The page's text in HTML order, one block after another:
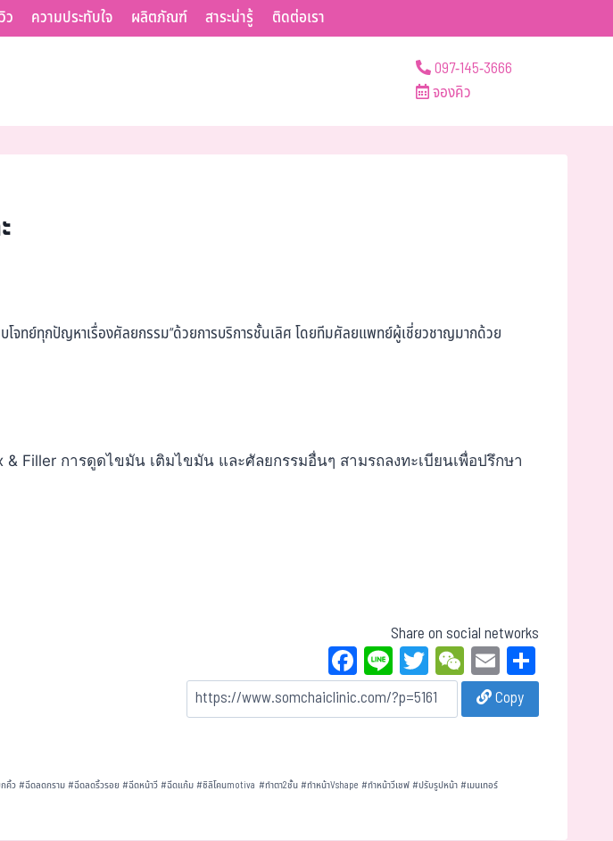
ว ความประทับใจ ผลิตภัณฑ์ สาระน่ารู้ ติดต่อเรา
097-145-3666
จองคิว
จทย์ทุกปัญหาเรื่องศัลยกรรม“ด้วยการบริการชั้นเลิศ โดยทีมศัลยแพทย์ผู้เชี่ยวชาญมากด้วย
Filler การดูดไขมัน เติมไขมัน และศัลยกรรมอื่นๆ สามรถลงทะเบียนเพื่อปรึกษา
Share on social networks
Fa
ce
bo
Li
ne
T
wi
tt
W
eC
ha
E
m
ail
Copy
คิ้ว#ฉีดลดกราม#ฉีดลดริ้วรอย #ฉีดหน้าวี#ฉีดแก้ม #ซิลิโคนmotiva #ทำตา2ชั้น #ทำหน้าVshape #ทำหน้าวีเชฟ#ปรับรูปหน้า#เมนเทอร์